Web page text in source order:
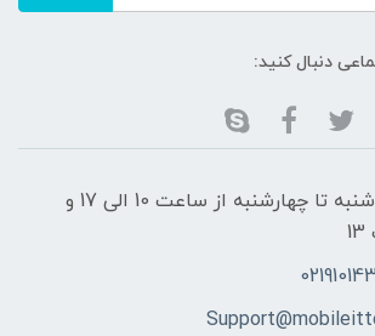
دنبال کنید:
زمان پاسخگویی از شنبه تا چهارشنبه از ساعت 10 الی 17 و